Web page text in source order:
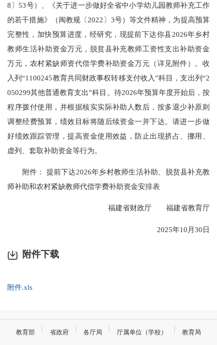
8〕53号）、《关于进一步做好全省中小学幼儿园教师补充工作
的若干措施》（闽教规〔2022〕3号）等文件精神，为提高预算
完整性，加快预算进度，经研究，现提前下达你县2026年乡村
教师生活补助资金万元，脱贫县补充教师工资性支出补助资金
万元，农村紧缺师资代偿学费补助资金万元（详见附件）。收
入列“1100245教育共同财政事权转移支付收入”科目，支出列“2
050299其他普通教育支出”科目。待2026年预算年度开始后，按
程序拨付使用，并根据核实实际补助人数后，按多退少补原则
调整经费预算，绩效目标将随后续资金一并下达。请进一步做
好绩效跟踪管理，提高资金使用效益，防止出现挤占、挪用、
虚列、套取补助资金等行为。
附件： 提前下达2026年乡村教师生活补助、脱贫县补充教
师补助和农村紧缺教师代偿学费补助资金安排表
福建省财政厅 福建省教育厅
2025年10月30日
附件下载
附件.xls
教育部 省政府 各厅局 厅属单位（学校） 教育局